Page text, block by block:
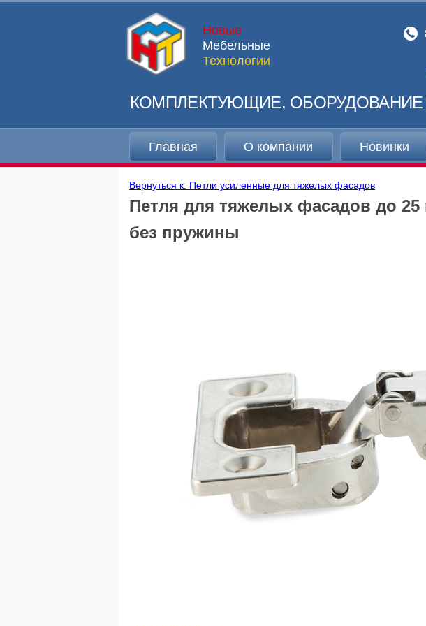
Новые
Мебельные
Технологии
КОМПЛЕКТУЮЩИЕ,
Главная О компании Новинки
Вернуться к: Петли усиленные для тяжелых фасадов
Петля для тяжелых фасадов до 25
без пружины